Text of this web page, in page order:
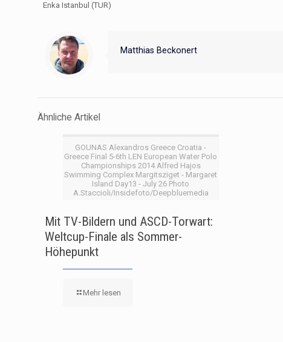
Enka Istanbul (TUR)
Matthias Beckonert
Ähnliche Artikel
GOUNAS Alexandros Greece Croatia -
Greece Final 5-6th LEN European Water Polo
Championships 2014 Alfred Hajos
Swimming Complex Margitsziget - Margaret
Island Day13 - July 26 Photo
A.Staccioli/Insidefoto/Deepbluemedia
Mit TV-Bildern und ASCD-Torwart:
Weltcup-Finale als Sommer-
Höhepunkt
Mehr lesen